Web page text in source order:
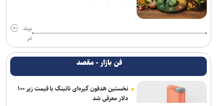
بیش
تر
فن بازار - مقصد
نخستین هدفون گیره‌ای ناتینگ با قیمت زیر ۱۰۰
دلار معرفی شد